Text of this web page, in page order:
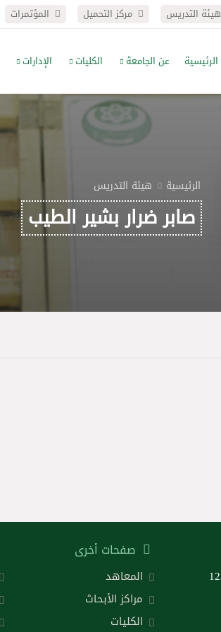
هيئة التدريس مركز التحميل المؤتمرات
الرئيسية عن الجامعة الكليات الإدارات
الرئيسية هيئة التدريس
صابر ضرار بشير الطيب
صفحات أخرى
المعاهد
مراكز الأبحاث
الكليات